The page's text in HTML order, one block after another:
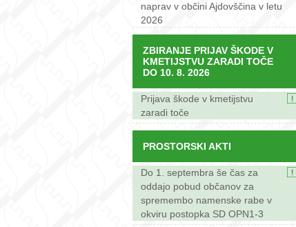
naprav v občini Ajdovščina v letu
2026
ZBIRANJE PRIJAV ŠKODE V
KMETIJSTVU ZARADI TOČE
DO 10. 8. 2026
Prijava škode v kmetijstvu
zaradi toče
PROSTORSKI AKTI
Do 1. septembra še čas za
oddajo pobud občanov za
spremembo namenske rabe v
okviru postopka SD OPN1-3